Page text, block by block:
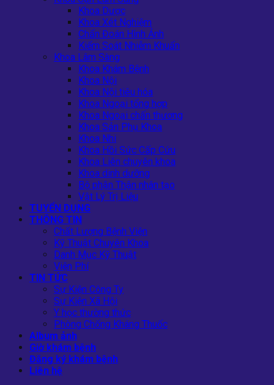
Khoa Dược
Khoa Xét Nghiệm
Chẩn Đoán Hình Ảnh
Kiểm Soát Nhiễm Khuẩn
Khoa Lâm Sàng
Khoa Khám Bệnh
Khoa Nội
Khoa Nội tiêu hóa
Khoa Ngoại tổng hợp
Khoa Ngoại chấn thương
Khoa Sản Phụ Khoa
Khoa Nhi
Khoa Hồi Sức Cấp Cứu
Khoa Liên chuyên khoa
Khoa dinh dưỡng
Bộ phận Thận nhân tạo
Vật Lý Trị Liệu
TUYỂN DỤNG
THÔNG TIN
Chất Lượng Bệnh Viện
Kỹ Thuật Chuyên Khoa
Danh Mục Kỹ Thuật
Viện Phí
TIN TỨC
Sự Kiện Công Ty
Sự Kiện Xã Hội
Y học thường thức
Phòng Chống Kháng Thuốc
Album ảnh
Giờ khám bệnh
Đăng ký khám bệnh
Liên hệ